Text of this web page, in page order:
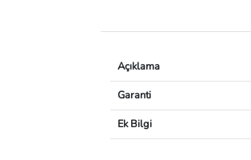
Açıklama
Garanti
Ek Bilgi